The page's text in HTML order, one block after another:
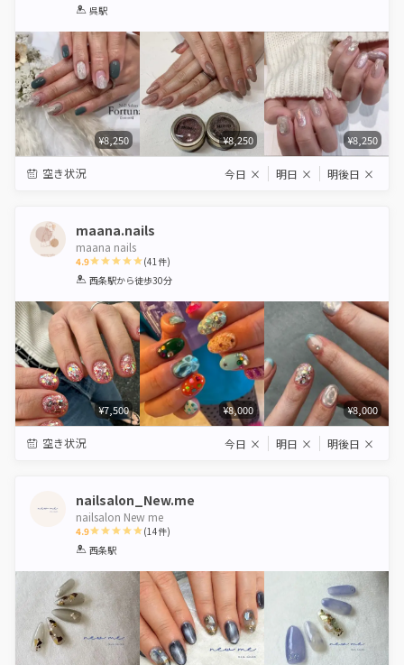
1 2 3
呉駅
¥8,250 ¥8,250 ¥8,250
空き状況 今日 × 明日 × 明後日 ×
maana.nails
maana nails
4.9
1 2 3 4 5
(41件)
西条駅から徒歩30分
¥7,500 ¥8,000 ¥8,000
空き状況 今日 × 明日 × 明後日 ×
nailsalon_New.me
nailsalon New me
4.9
1 2 3
(14件)
西条駅